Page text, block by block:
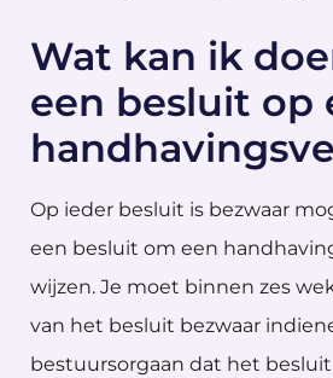
Wat kan ik
een besluit op
Op ieder besluit is bezwaar
een besluit om een
wijzen. Je moet binnen zes
van het besluit bezwaar
bestuursorgaan dat het